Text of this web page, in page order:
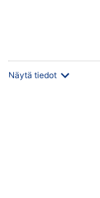
Näytä tiedot